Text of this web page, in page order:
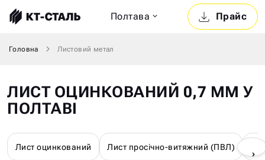
Прайс
Полтава
Головна Листовий метал
ЛИСТ ОЦИНКОВАНИЙ 0,7 ММ У
ПОЛТАВІ
Лист оцинкований Лист просічно-витяжний (ПВЛ)
›